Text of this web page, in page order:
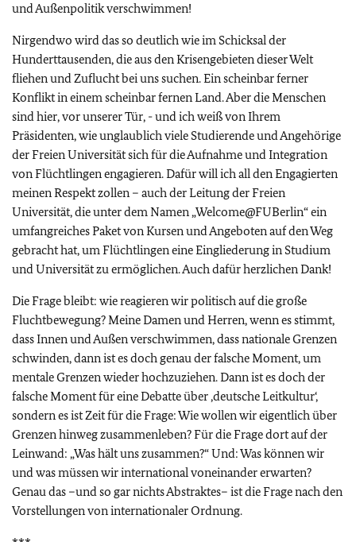
und Außenpolitik verschwimmen!
Nirgendwo wird das so deutlich wie im Schicksal der
Hunderttausenden, die aus den Krisengebieten dieser Welt
fliehen und Zuflucht bei uns suchen. Ein scheinbar ferner
Konflikt in einem scheinbar fernen Land. Aber die Menschen
sind hier, vor unserer Tür, - und ich weiß von Ihrem
Präsidenten, wie unglaublich viele Studierende und Angehörige
der Freien Universität sich für die Aufnahme und Integration
von Flüchtlingen engagieren. Dafür will ich all den Engagierten
meinen Respekt zollen – auch der Leitung der Freien
Universität, die unter dem Namen „Welcome@FUBerlin“ ein
umfangreiches Paket von Kursen und Angeboten auf den Weg
gebracht hat, um Flüchtlingen eine Eingliederung in Studium
und Universität zu ermöglichen. Auch dafür herzlichen Dank!
Die Frage bleibt: wie reagieren wir politisch auf die große
Fluchtbewegung? Meine Damen und Herren, wenn es stimmt,
dass Innen und Außen verschwimmen, dass nationale Grenzen
schwinden, dann ist es doch genau der falsche Moment, um
mentale Grenzen wieder hochzuziehen. Dann ist es doch der
falsche Moment für eine Debatte über ‚deutsche Leitkultur‘,
sondern es ist Zeit für die Frage: Wie wollen wir eigentlich über
Grenzen hinweg zusammenleben? Für die Frage dort auf der
Leinwand: „Was hält uns zusammen?“ Und: Was können wir
und was müssen wir international voneinander erwarten?
Genau das –und so gar nichts Abstraktes– ist die Frage nach den
Vorstellungen von internationaler Ordnung.